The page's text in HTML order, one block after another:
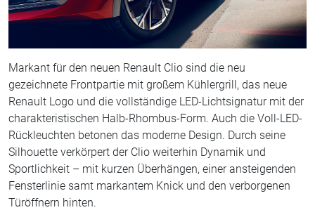
Markant für den neuen Renault Clio sind die neu
gezeichnete Frontpartie mit großem Kühlergrill, das neue
Renault Logo und die vollständige LED-Lichtsignatur mit der
charakteristischen Halb-Rhombus-Form. Auch die Voll-LED-
Rückleuchten betonen das moderne Design. Durch seine
Silhouette verkörpert der Clio weiterhin Dynamik und
Sportlichkeit – mit kurzen Überhängen, einer ansteigenden
Fensterlinie samt markantem Knick und den verborgenen
Türöffnern hinten.